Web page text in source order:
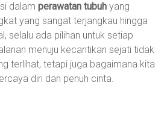
dalamperawatan tubuh yang
yang sangat terjangkau hingga
selalu ada pilihan untuk setiap
menuju kecantikan sejati tidak
terlihat, tetapi juga bagaimana kita
diri dan penuh cinta.